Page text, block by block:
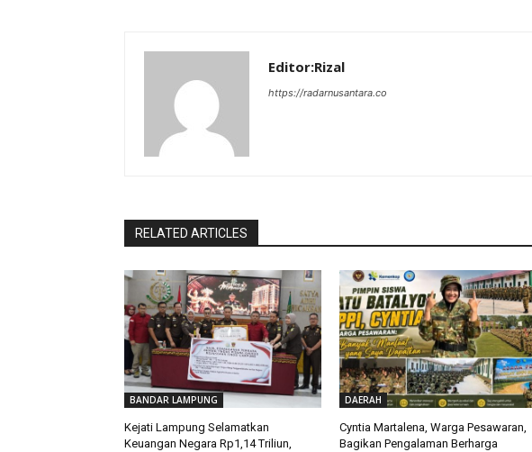
Editor:Rizal
https://radarnusantara.co
RELATED ARTICLES
BANDAR LAMPUNG
Kejati Lampung Selamatkan
Keuangan Negara Rp1,14 Triliun,
DAERAH
Cyntia Martalena, Warga Pesawaran,
Bagikan Pengalaman Berharga